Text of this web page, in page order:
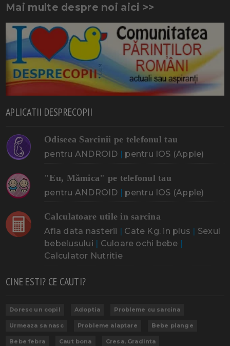
Mai multe despre noi aici >>
APLICATII DESPRECOPII
Odiseea Sarcinii pe telefonul tau
pentru ANDROID | pentru IOS (Apple)
"Eu, Mămica" pe telefonul tau
pentru ANDROID | pentru IOS (Apple)
Calculatoare utile in sarcina
Afla data nasterii | Cate Kg. in plus | Sexul
bebelusului | Culoare ochi bebe |
Calculator Nutritie
CINE ESTI? CE CAUTI?
Doresc un copil Adoptia Probleme cu sarcina
Urmeaza sa nasc Probleme alaptare Bebe plange
Bebe febra Caut bona Cresa, Gradinta